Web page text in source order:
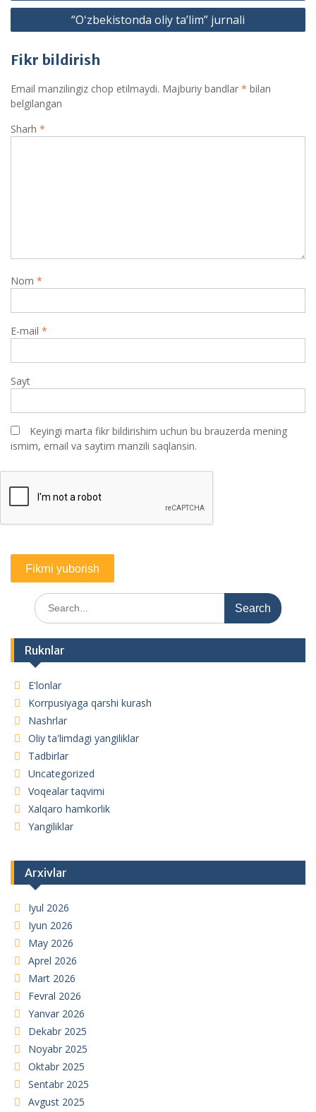
“Oʻzbekistonda oliy taʼlim” jurnali
Fikr bildirish
Email manzilingiz chop etilmaydi. Majburiy bandlar * bilan
belgilangan
Sharh *
Nom *
E-mail *
Sayt
Keyingi marta fikr bildirishim uchun bu brauzerda mening
ismim, email va saytim manzili saqlansin.
Search
for:
Ruknlar
E'lonlar
Korrpusiyaga qarshi kurash
Nashrlar
Oliy ta'limdagi yangiliklar
Tadbirlar
Uncategorized
Voqealar taqvimi
Xalqaro hamkorlik
Yangiliklar
Arxivlar
Iyul 2026
Iyun 2026
May 2026
Aprel 2026
Mart 2026
Fevral 2026
Yanvar 2026
Dekabr 2025
Noyabr 2025
Oktabr 2025
Sentabr 2025
Avgust 2025